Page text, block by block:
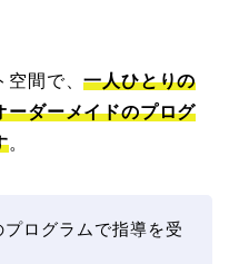
空間で、一人ひとりの
ーダーメイドのプログ
。
ログラムで指導を受